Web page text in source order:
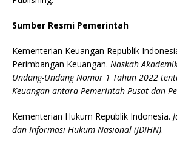
Sumber Resmi Pemerintah
Kementerian Keuangan Republik
Perimbangan Keuangan. Naskah
Undang-Undang Nomor 1 Tahun 2022
Keuangan antara Pemerintah Pusat dan
Kementerian Hukum Republik Indonesia.
dan Informasi Hukum Nasional (JDIHN).